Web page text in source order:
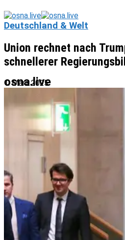
osna.live
Deutschland & Welt
Union rechnet nach
schnellerer
1. März 2025